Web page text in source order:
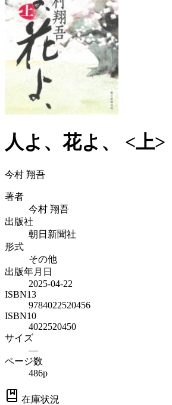
人よ、花よ、 <上>
今村 翔吾
著者
今村 翔吾
出版社
朝日新聞社
形式
その他
出版年月日
2025-04-22
ISBN13
9784022520456
ISBN10
4022520450
サイズ
—
ページ数
486p
在庫状況